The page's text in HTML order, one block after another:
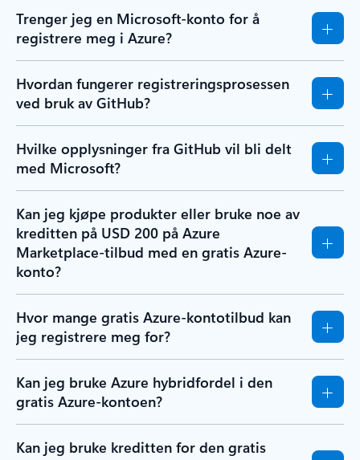
Trenger jeg en Microsoft-konto for å
registrere meg i Azure?
Hvordan fungerer registreringsprosessen
ved bruk av GitHub?
Hvilke opplysninger fra GitHub vil bli delt
med Microsoft?
Kan jeg kjøpe produkter eller bruke noe av
kreditten på USD 200 på Azure
Marketplace-tilbud med en gratis Azure-
konto?
Hvor mange gratis Azure-kontotilbud kan
jeg registrere meg for?
Kan jeg bruke Azure hybridfordel i den
gratis Azure-kontoen?
Kan jeg bruke kreditten for den gratis